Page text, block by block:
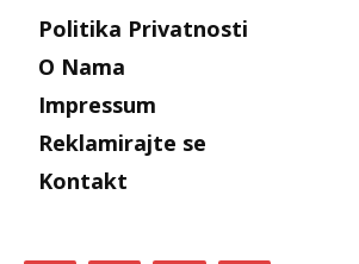
Politika Privatnosti
O Nama
Impressum
Reklamirajte se
Kontakt